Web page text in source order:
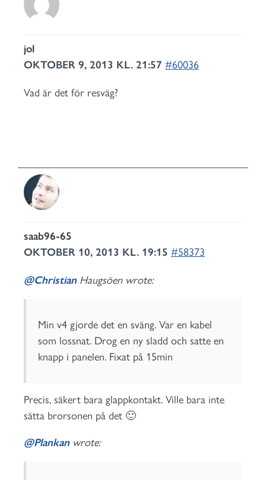
jol
OKTOBER 9, 2013 KL. 21:57 #60036
Vad är det för resväg?
saab96-65
OKTOBER 10, 2013 KL. 19:15 #58373
@ChristianHaugsöen wrote:
Min v4 gjorde det en sväng. Var en kabel
som lossnat. Drog en ny sladd och satte en
knapp i panelen. Fixat på 15min
Precis, säkert bara glappkontakt. Ville bara inte
sätta brorsonen på det 🙂
@Plankanwrote: